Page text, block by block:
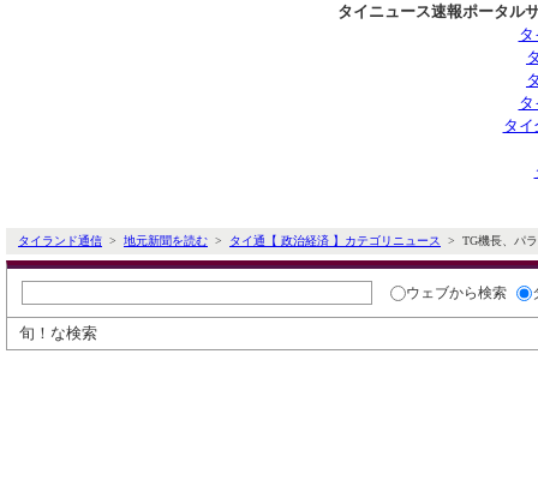
タイニュース速報ポータル
タ
タイランド通信 > 地元新聞を読む > タイ通【 政治経済 】カテゴリニュース > TG機長、パ
ウェブから検索
旬！な検索